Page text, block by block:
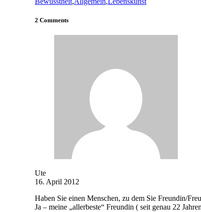
2 Comments
Ute
16. April 2012
Haben Sie einen Menschen, zu dem Sie Freundin/
Ja – meine „allerbeste“ Freundin ( seit genau 22